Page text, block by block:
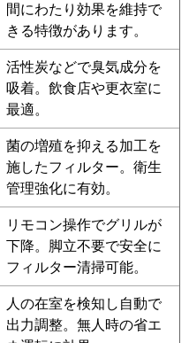
間にわたり効果を維持で
きる特徴があります。
活性炭などで臭気成分を
吸着。飲食店や更衣室に
最適。
菌の増殖を抑える加工を
施したフィルター。衛生
管理強化に有効。
リモコン操作でグリルが
下降。脚立不要で安全に
フィルター清掃可能。
人の在室を検知し自動で
出力調整。無人時の省エ